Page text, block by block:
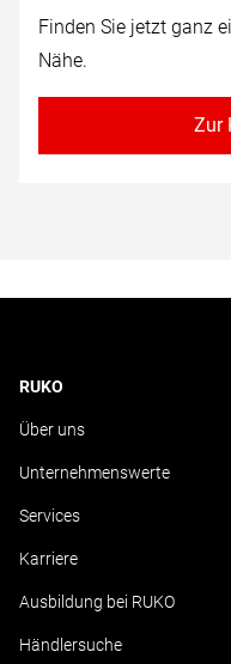
Finden Sie jetzt ganz
Nähe.
Zur
RUKO
Über uns
Unternehmenswerte
Services
Karriere
Ausbildung bei RUKO
Händlersuche